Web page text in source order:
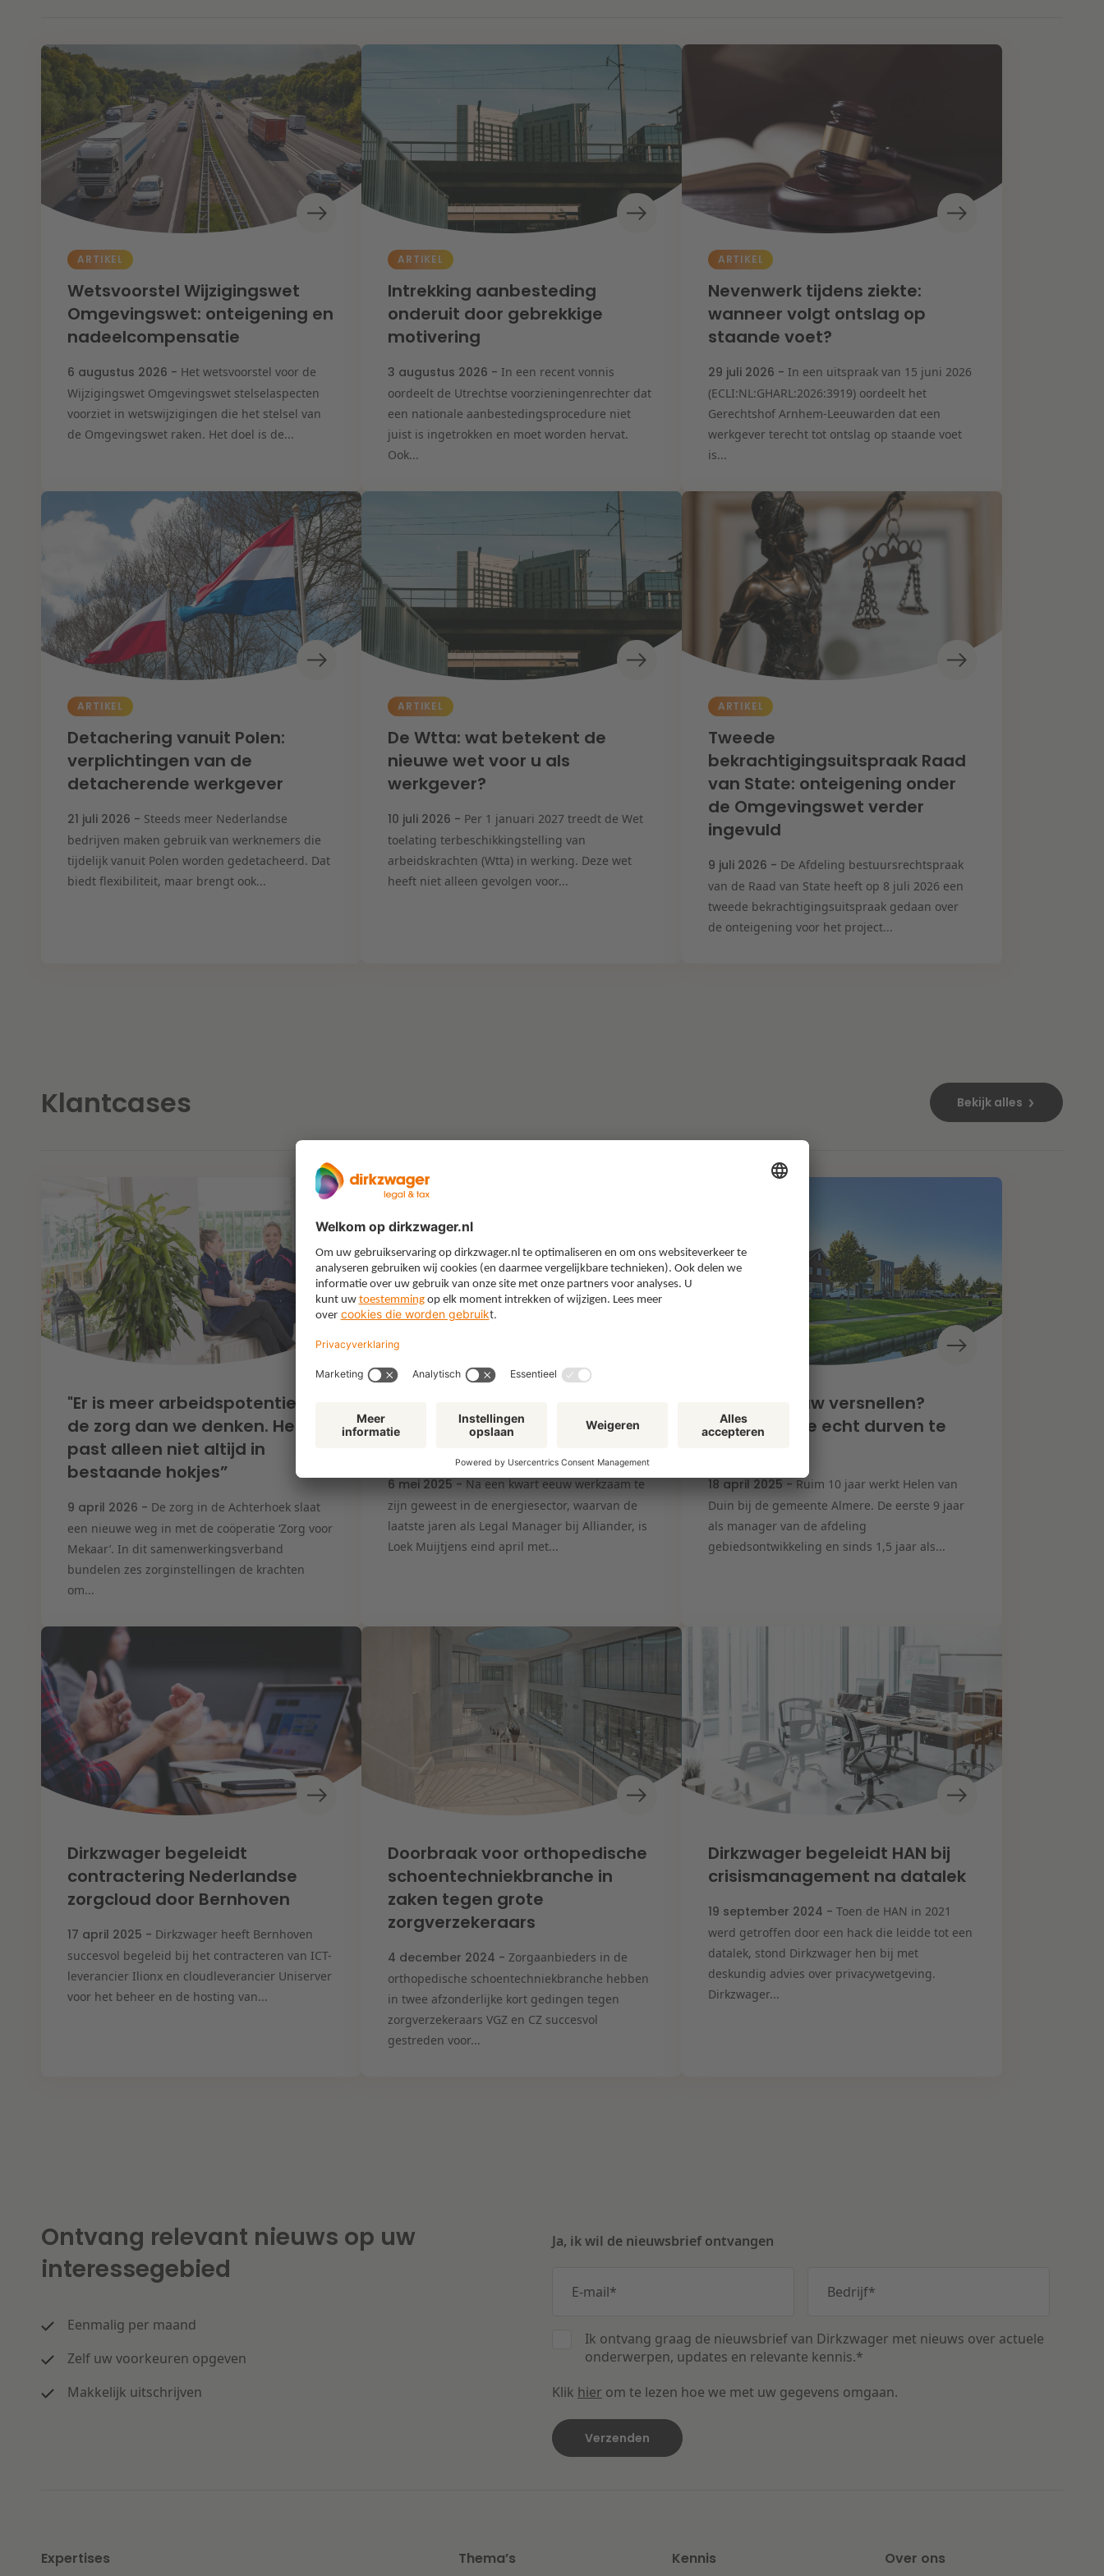
ARTIKEL
Wetsvoorstel Wijzigingswet
Omgevingswet: onteigening en
nadeelcompensatie
6 augustus 2026 - Het wetsvoorstel voor de
Wijzigingswet Omgevingswet stelselaspecten
voorziet in wetswijzigingen die het stelsel van
de Omgevingswet raken. Het doel is de...
ARTIKEL
Intrekking aanbesteding
onderuit door gebrekkige
motivering
3 augustus 2026 - In een recent vonnis
oordeelt de Utrechtse voorzieningenrechter dat
een nationale aanbestedingsprocedure niet
juist is ingetrokken en moet worden hervat.
Ook...
ARTIKEL
Nevenwerk tijdens ziekte:
wanneer volgt ontslag op
staande voet?
29 juli 2026 - In een uitspraak van 15 juni 2026
(ECLI:NL:GHARL:2026:3919) oordeelt het
Gerechtshof Arnhem-Leeuwarden dat een
werkgever terecht tot ontslag op staande voet
is...
ARTIKEL
Detachering vanuit Polen:
verplichtingen van de
detacherende werkgever
21 juli 2026 - Steeds meer Nederlandse
bedrijven maken gebruik van werknemers die
tijdelijk vanuit Polen worden gedetacheerd. Dat
biedt flexibiliteit, maar brengt ook...
ARTIKEL
De Wtta: wat betekent de
nieuwe wet voor u als
werkgever?
10 juli 2026 - Per 1 januari 2027 treedt de Wet
toelating terbeschikkingstelling van
arbeidskrachten (Wtta) in werking. Deze wet
heeft niet alleen gevolgen voor...
ARTIKEL
Tweede
bekrachtigingsuitspraak Raad
van State: onteigening onder
de Omgevingswet verder
ingevuld
9 juli 2026 - De Afdeling bestuursrechtspraak
van de Raad van State heeft op 8 juli 2026 een
tweede bekrachtigingsuitspraak gedaan over
de onteigening voor het project...
Klantcases Bekijk alles
"Er is meer arbeidspotentieel in
de zorg dan we denken. Het
past alleen niet altijd in
bestaande hokjes”
9 april 2026 - De zorg in de Achterhoek slaat
een nieuwe weg in met de coöperatie ‘Zorg voor
Mekaar’. In dit samenwerkingsverband
bundelen zes zorginstellingen de krachten
om...
lessen uit een juridische
6 mei 2025 - Na een kwart eeuw werkzaam te
zijn geweest in de energiesector, waarvan de
laatste jaren als Legal Manager bij Alliander, is
Loek Muijtjens eind april met...
"Woningbouw versnellen?
Alleen als we echt durven te
18 april 2025 - Ruim 10 jaar werkt Helen van
Duin bij de gemeente Almere. De eerste 9 jaar
als manager van de afdeling
gebiedsontwikkeling en sinds 1,5 jaar als...
Dirkzwager begeleidt
contractering Nederlandse
zorgcloud door Bernhoven
17 april 2025 - Dirkzwager heeft Bernhoven
succesvol begeleid bij het contracteren van ICT-
leverancier Ilionx en cloudleverancier Uniserver
voor het beheer en de hosting van...
Doorbraak voor orthopedische
schoentechniekbranche in
zaken tegen grote
zorgverzekeraars
4 december 2024 -Zorgaanbieders in de
orthopedische schoentechniekbranche hebben
in twee afzonderlijke kort gedingen tegen
zorgverzekeraars VGZ en CZ succesvol
gestreden voor...
Dirkzwager begeleidt HAN bij
crisismanagement na datalek
19 september 2024 - Toen de HAN in 2021
werd getroffen door een hack die leidde tot een
datalek, stond Dirkzwager hen bij met
deskundig advies over privacywetgeving.
Dirkzwager...
Ontvang relevant nieuws op uw
interessegebied
Eenmalig per maand
Zelf uw voorkeuren opgeven
Makkelijk uitschrijven
Ja, ik wil de nieuwsbrief ontvangen
E-mail* Bedrijf*
Ik ontvang graag de nieuwsbrief van Dirkzwager met nieuws over actuele
onderwerpen, updates en relevante kennis.*
Klik hier om te lezen hoe we met uw gegevens omgaan.
Expertises Thema’s Kennis Over ons